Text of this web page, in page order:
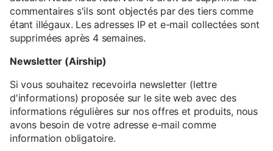
commentaires s'ils sont objectés par des tiers comme
étant illégaux. Les adresses IP et e-mail collectées sont
supprimées après 4 semaines.
Newsletter (Airship)
Si vous souhaitez recevoirla newsletter (lettre
d'informations) proposée sur le site web avec des
informations régulières sur nos offres et produits, nous
avons besoin de votre adresse e-mail comme
information obligatoire.